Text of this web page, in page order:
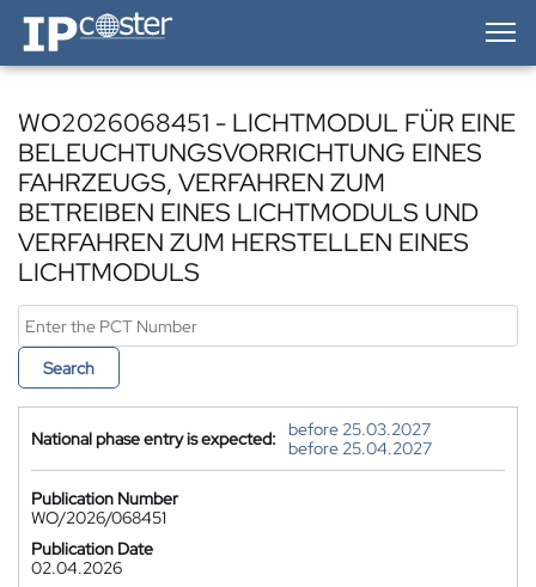
IP-Coster — Home
WO2026068451 - LICHTMODUL FÜR EINE
BELEUCHTUNGSVORRICHTUNG EINES
FAHRZEUGS, VERFAHREN ZUM
BETREIBEN EINES LICHTMODULS UND
VERFAHREN ZUM HERSTELLEN EINES
LICHTMODULS
Search
National phase entry is expected:
before 25.03.2027
before 25.04.2027
Publication Number
WO/2026/068451
Publication Date
02.04.2026